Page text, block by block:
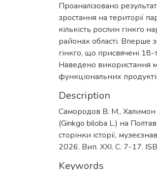
Проаналізовано
зростання на території
кількість рослин гінкго
районах області. Вперше
гінкго, що присвячені
Наведено використання
функціональних
Description
Самородов В. М., Халимон
(Ginkgo biloba L.) на
сторінки історії,
2026. Вип. ХХІ. С. 7-17.
Keywords